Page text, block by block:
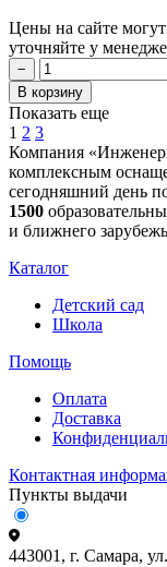
Цены на сайте
уточняйте у
−
В корзину
Показать еще
1 2 3
Компания
комплексным
сегодняшний день
1500
и ближнего
Каталог
Детский сад
Школа
Помощь
Оплата
Доставка
Контактная
Пункты выдачи
443001, г. Самара,